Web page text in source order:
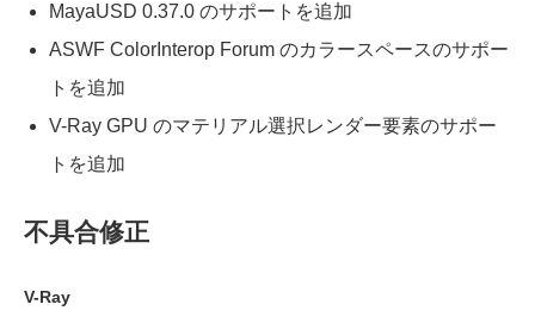
MayaUSD 0.37.0 のサポートを追加
ASWF ColorInterop Forum のカラースペースのサポー
トを追加
V-Ray GPU のマテリアル選択レンダー要素のサポー
トを追加
不具合修正
V-Ray